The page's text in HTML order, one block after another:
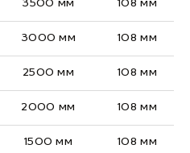
3500 мм 108 мм
3000 мм 108 мм
2500 мм 108 мм
2000 мм 108 мм
1500 мм 108 мм